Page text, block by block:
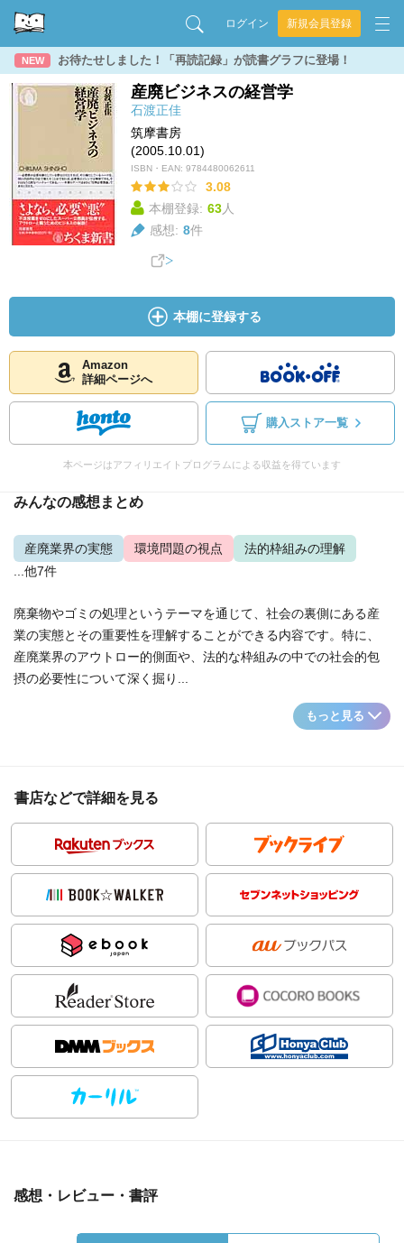
ログイン 新規会員登録
NEW お待たせしました！「再読記録」が読書グラフに登場！
産廃ビジネスの経営学
石渡正佳
筑摩書房
(2005.10.01)
ISBN・EAN: 9784480062611
3.08
本棚登録: 63人
感想: 8件
本棚に登録する
Amazon
詳細ページへ
購入ストア一覧
本ページはアフィリエイトプログラムによる収益を得ています
みんなの感想まとめ
産廃業界の実態 環境問題の視点
法的枠組みの理解
...他7件
廃棄物やゴミの処理というテーマを通じて、社会の裏側にある産
業の実態とその重要性を理解することができる内容です。特に、
産廃業界のアウトロー的側面や、法的な枠組みの中での社会的包
摂の必要性について深く掘り...
もっと見る
書店などで詳細を見る
感想・レビュー・書評